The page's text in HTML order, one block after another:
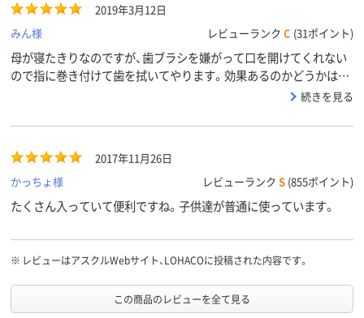
2019年3月12日
みん様
レビューランク C (31ポイント)
母が寝たきりなのですが、歯ブラシを嫌がって口を開けてくれない
ので指に巻き付けて歯を拭いてやります。効果あるのかどうかは、
続きを見る
2017年11月26日
かっちょ様
レビューランク S (855ポイント)
たくさん入っていて便利ですね。子供達が普通に使っています。
※ レビューはアスクルWebサイト、LOHACOに投稿された内容です。
この商品のレビューを全て見る